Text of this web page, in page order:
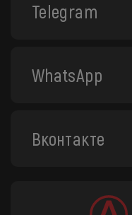
Telegram
WhatsApp
Вконтакте